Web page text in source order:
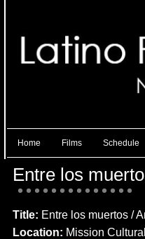
Home Films Schedule
Entre los
Title: Entre los muertos /
Location: Mission